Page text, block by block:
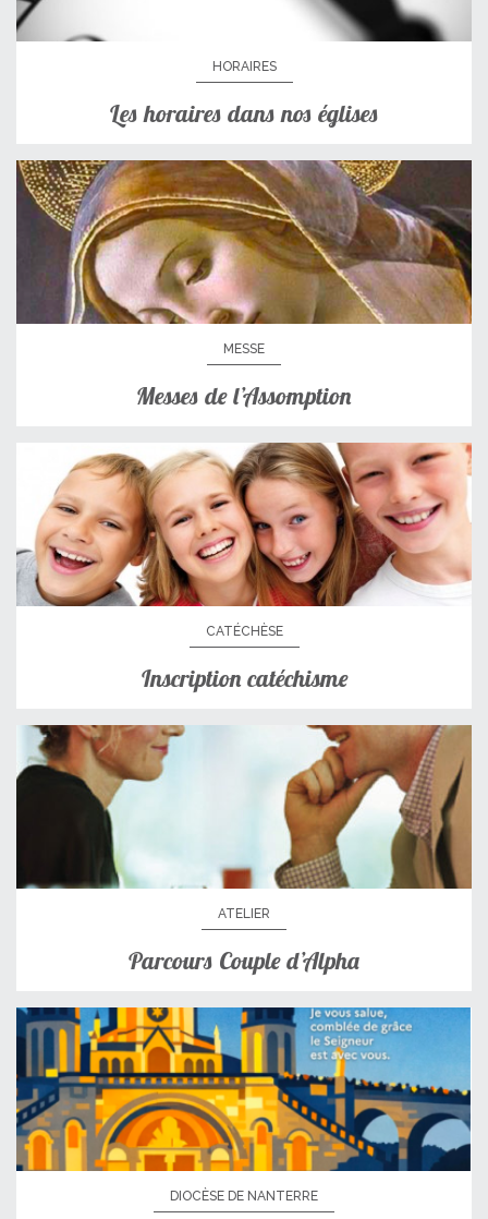
HORAIRES
Les horaires dans nos églises
MESSE
Messes de l’Assomption
CATÉCHÈSE
Inscription catéchisme
ATELIER
Parcours Couple d’Alpha
DIOCÈSE DE NANTERRE